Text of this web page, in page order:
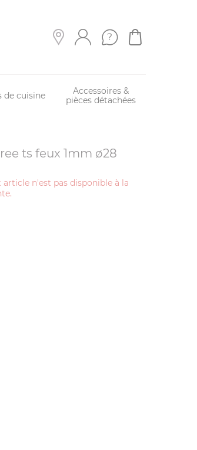
de cuisine
Accessoires &
pièces détachées
ts feux 1mm ø28
article n'est pas disponible à la